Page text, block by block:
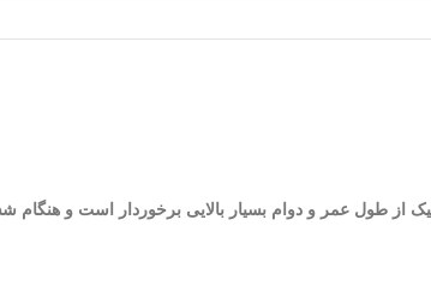
از طول عمر و دوام بسیار بالایی برخوردار است و